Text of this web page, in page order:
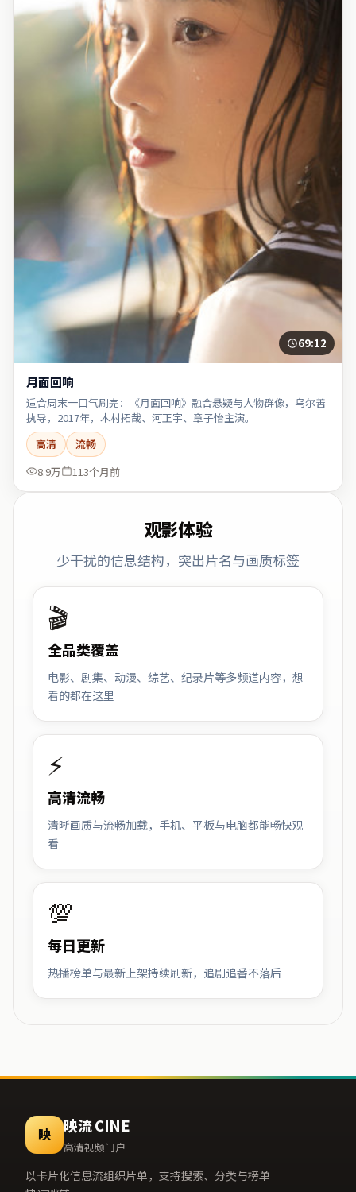
69:12
月面回响
适合周末一口气刷完：《月面回响》融合悬疑与人物群像，乌尔善
执导，2017年，木村拓哉、河正宇、章子怡主演。
高清
流畅
8.9万
113个月前
观影体验
少干扰的信息结构，突出片名与画质标签
🎬
全品类覆盖
电影、剧集、动漫、综艺、纪录片等多频道内容，想
看的都在这里
⚡
高清流畅
清晰画质与流畅加载，手机、平板与电脑都能畅快观
看
💯
每日更新
热播榜单与最新上架持续刷新，追剧追番不落后
映 映流 CINE
高清视频门户
以卡片化信息流组织片单，支持搜索、分类与榜单